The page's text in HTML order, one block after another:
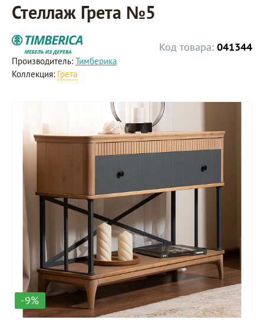
Стеллаж Грета №5
Код товара: 041344
Производитель: Тимберика
Коллекция: Грета
-9%